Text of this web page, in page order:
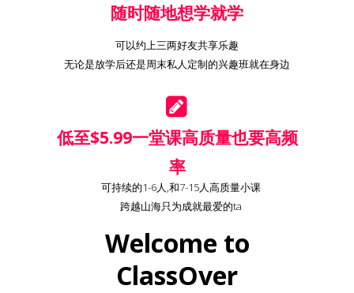
随时随地想学就学
可以约上三两好友共享乐趣
无论是放学后还是周末私人定制的兴趣班就在身边
低至$5.99一堂课高质量也要高频
率
可持续的1-6人,和7-15人高质量小课
跨越山海只为成就最爱的ta
Welcome to
ClassOver